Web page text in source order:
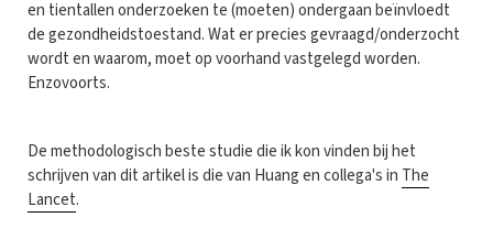
en tientallen onderzoeken te (moeten) ondergaan beïnvloedt
de gezondheidstoestand. Wat er precies gevraagd/onderzocht
wordt en waarom, moet op voorhand vastgelegd worden.
Enzovoorts.
De methodologisch beste studie die ik kon vinden bij het
schrijven van dit artikel is die van Huang en collega's in The
Lancet.